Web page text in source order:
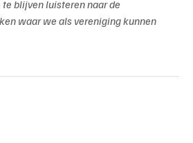
blijven luisteren naar de
waar we als vereniging kunnen